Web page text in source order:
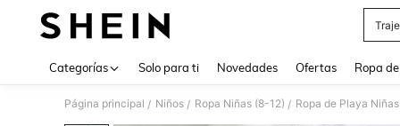
Categorías Solo para ti Novedades Ofertas Ropa
Página principal / Niños / Ropa Niñas (8-12) / Ropa de Playa